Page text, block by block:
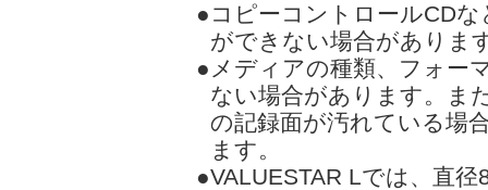
●コピーコントロールCD
ができない場合がありま
●メディアの種類、フォー
ない場合があります。ま
の記録面が汚れている場
ます。
●VALUESTAR Lでは、直